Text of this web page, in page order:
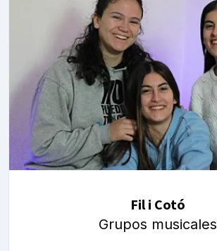
Fil i Cotó
Grupos musicales